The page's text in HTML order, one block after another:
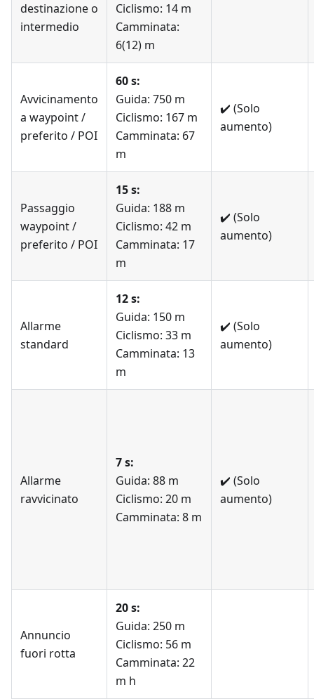
destinazione o
intermedio
Ciclismo: 14 m
Camminata:
6(12) m
Avvicinamento
a waypoint /
preferito / POI
60 s:
Guida: 750 m
Ciclismo: 167 m
Camminata: 67
m
✔️ (Solo
aumento)
Passaggio
waypoint /
preferito / POI
15 s:
Guida: 188 m
Ciclismo: 42 m
Camminata: 17
m
✔️ (Solo
aumento)
Allarme
standard
12 s:
Guida: 150 m
Ciclismo: 33 m
Camminata: 13
m
✔️ (Solo
aumento)
Allarme
ravvicinato
7 s:
Guida: 88 m
Ciclismo: 20 m
Camminata: 8 m
✔️ (Solo
aumento)
Annuncio
fuori rotta
20 s:
Guida: 250 m
Ciclismo: 56 m
Camminata: 22
m h